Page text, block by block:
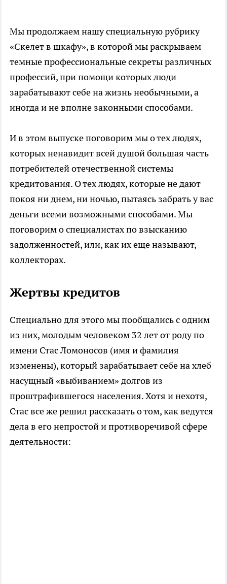
Мы продолжаем нашу специальную рубрику
«Скелет в шкафу», в которой мы раскрываем
темные профессиональные секреты различных
профессий, при помощи которых люди
зарабатывают себе на жизнь необычными, а
иногда и не вполне законными способами.
И в этом выпуске поговорим мы о тех людях,
которых ненавидит всей душой большая часть
потребителей отечественной системы
кредитования. О тех людях, которые не дают
покоя ни днем, ни ночью, пытаясь забрать у вас
деньги всеми возможными способами. Мы
поговорим о специалистах по взысканию
задолженностей, или, как их еще называют,
коллекторах.
Жертвы кредитов
Специально для этого мы пообщались с одним
из них, молодым человеком 32 лет от роду по
имени Стас Ломоносов (имя и фамилия
изменены), который зарабатывает себе на хлеб
насущный «выбиванием» долгов из
проштрафившегося населения. Хотя и нехотя,
Стас все же решил рассказать о том, как ведутся
дела в его непростой и противоречивой сфере
деятельности: